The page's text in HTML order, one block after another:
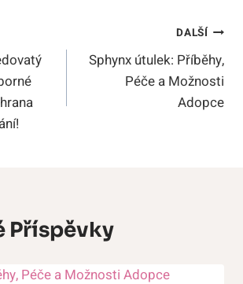
DALŠÍ
Sphynx útulek: Příběhy,
Péče a Možnosti
Adopce
Příspěvky